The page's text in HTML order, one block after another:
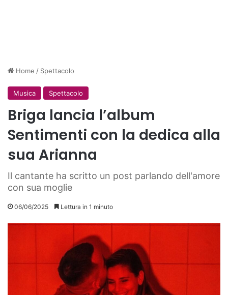
Home / Spettacolo
Musica Spettacolo
Briga lancia l’album
Sentimenti con la dedica alla
sua Arianna
Il cantante ha scritto un post parlando dell'amore
con sua moglie
06/06/2025 Lettura in 1 minuto